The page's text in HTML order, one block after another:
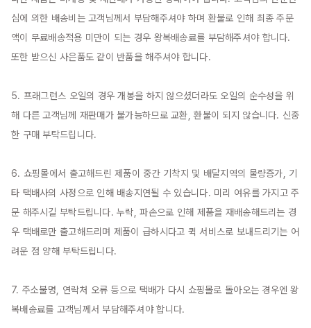
심에 의한 배송비는 고객님께서 부담해주셔야 하며 환불로 인해 최종 주문
액이 무료배송적용 미만이 되는 경우 왕복배송료를 부담해주셔야 합니다.
또한 받으신 사은품도 같이 반품을 해주셔야 합니다.
5. 프래그런스 오일의 경우 개봉을 하지 않으셨더라도 오일의 순수성을 위
해 다른 고객님께 재판매가 불가능하므로 교환, 환불이 되지 않습니다. 신중
한 구매 부탁드립니다.
6. 쇼핑몰에서 출고해드린 제품이 중간 기착지 및 배달지역의 물량증가, 기
타 택배사의 사정으로 인해 배송지연될 수 있습니다. 미리 여유를 가지고 주
문 해주시길 부탁드립니다. 누락, 파손으로 인해 제품을 재배송해드리는 경
우 택배로만 출고해드리며 제품이 급하시다고 퀵 서비스로 보내드리기는 어
려운 점 양해 부탁드립니다.
7. 주소불명, 연락처 오류 등으로 택배가 다시 쇼핑몰로 돌아오는 경우엔 왕
복배송료를 고객님께서 부담해주셔야 합니다.